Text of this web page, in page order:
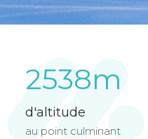
2538m
d'altitude
au point culminant